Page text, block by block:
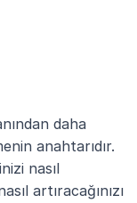
daha
anahtarıdır.
nasıl
artıracağınızı